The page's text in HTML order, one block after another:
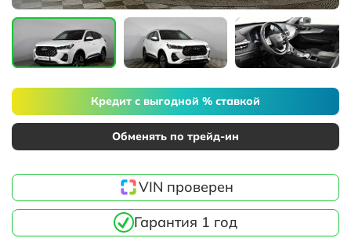
Кредит с выгодной % ставкой
Обменять по трейд-ин
VIN проверен
Гарантия 1 год